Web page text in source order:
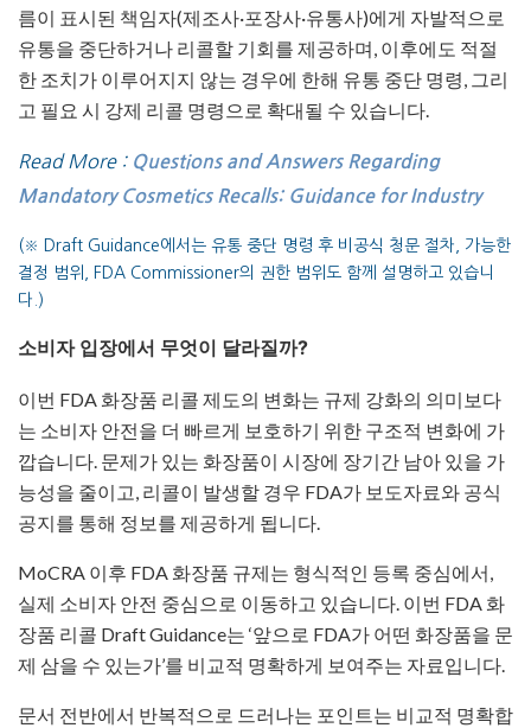
름이 표시된 책임자(제조사·포장사·유통사)에게 자발적으로
유통을 중단하거나 리콜할 기회를 제공하며, 이후에도 적절
한 조치가 이루어지지 않는 경우에 한해 유통 중단 명령, 그리
고 필요 시 강제 리콜 명령으로 확대될 수 있습니다.
Read More : Questions and Answers Regarding
Mandatory Cosmetics Recalls: Guidance for Industry
(※ Draft Guidance에서는 유통 중단 명령 후 비공식 청문 절차, 가능한
결정 범위, FDA Commissioner의 권한 범위도 함께 설명하고 있습니
다.)
소비자 입장에서 무엇이 달라질까?
이번 FDA 화장품 리콜 제도의 변화는 규제 강화의 의미보다
는 소비자 안전을 더 빠르게 보호하기 위한 구조적 변화에 가
깝습니다. 문제가 있는 화장품이 시장에 장기간 남아 있을 가
능성을 줄이고, 리콜이 발생할 경우 FDA가 보도자료와 공식
공지를 통해 정보를 제공하게 됩니다.
MoCRA 이후 FDA 화장품 규제는 형식적인 등록 중심에서,
실제 소비자 안전 중심으로 이동하고 있습니다. 이번 FDA 화
장품 리콜 Draft Guidance는 ‘앞으로 FDA가 어떤 화장품을 문
제 삼을 수 있는가’를 비교적 명확하게 보여주는 자료입니다.
​문서 전반에서 반복적으로 드러나는 포인트는 비교적 명확합